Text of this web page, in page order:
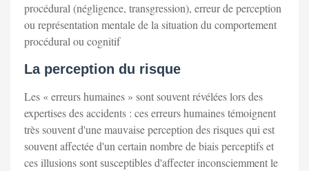
procédural (négligence, transgression), erreur de perception
ou représentation mentale de la situation du comportement
procédural ou cognitif
La perception du risque
Les « erreurs humaines » sont souvent révélées lors des
expertises des accidents : ces erreurs humaines témoignent
très souvent d'une mauvaise perception des risques qui est
souvent affectée d'un certain nombre de biais perceptifs et
ces illusions sont susceptibles d'affecter inconsciemment le